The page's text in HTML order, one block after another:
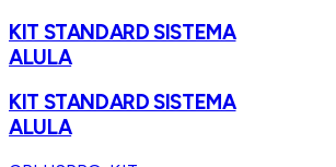
KIT STANDARD SISTEMA
ALULA
KIT STANDARD SISTEMA
ALULA